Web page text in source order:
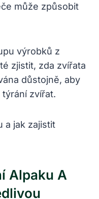
může způsobit
výrobků z
zjistit, zda zvířata
důstojně, aby
zvířat.
Alpaku A